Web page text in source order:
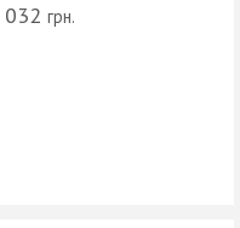
032 грн.